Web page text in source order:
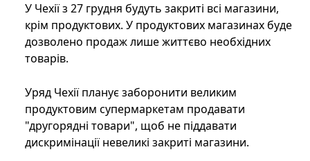
У Чехії з 27 грудня будуть закриті всі магазини,
крім продуктових. У продуктових магазинах буде
дозволено продаж лише життєво необхідних
товарів.
Уряд Чехії планує заборонити великим
продуктовим супермаркетам продавати
"другорядні товари", щоб не піддавати
дискримінації невеликі закриті магазини.